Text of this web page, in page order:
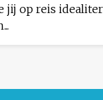
jij op reis